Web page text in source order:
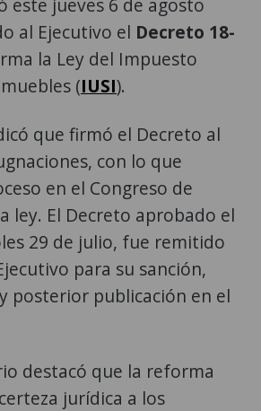
al Ejecutivo el Decreto 18-
la Ley del Impuesto
(IUSI).
que firmó el Decreto al
con lo que
en el Congreso de
ley. El Decreto aprobado el
29 de julio, fue remitido
para su sanción,
posterior publicación en el
destacó que la reforma
jurídica a los